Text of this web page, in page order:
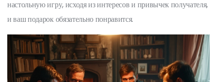
настольную игру, исходя из интересов и привычек получателя,
и ваш подарок обязательно понравится.